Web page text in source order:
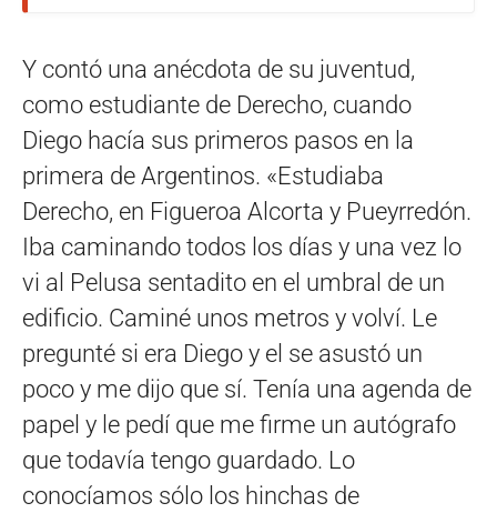
Y contó una anécdota de su juventud,
como estudiante de Derecho, cuando
Diego hacía sus primeros pasos en la
primera de Argentinos. «Estudiaba
Derecho, en Figueroa Alcorta y Pueyrredón.
Iba caminando todos los días y una vez lo
vi al Pelusa sentadito en el umbral de un
edificio. Caminé unos metros y volví. Le
pregunté si era Diego y el se asustó un
poco y me dijo que sí. Tenía una agenda de
papel y le pedí que me firme un autógrafo
que todavía tengo guardado. Lo
conocíamos sólo los hinchas de